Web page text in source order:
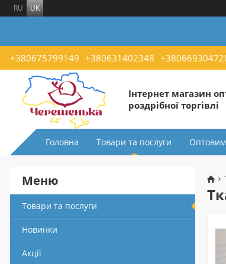
RU UK
+380675799149 +380631402348
Інтернет магазин
роздрібної торгівлі
Головна Товари та послуги Оптовим
Меню
Товари та послуги
Новинки
Акції